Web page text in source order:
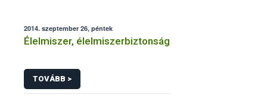
2014. szeptember 26, péntek
Élelmiszer, élelmiszerbiztonság
TOVÁBB >